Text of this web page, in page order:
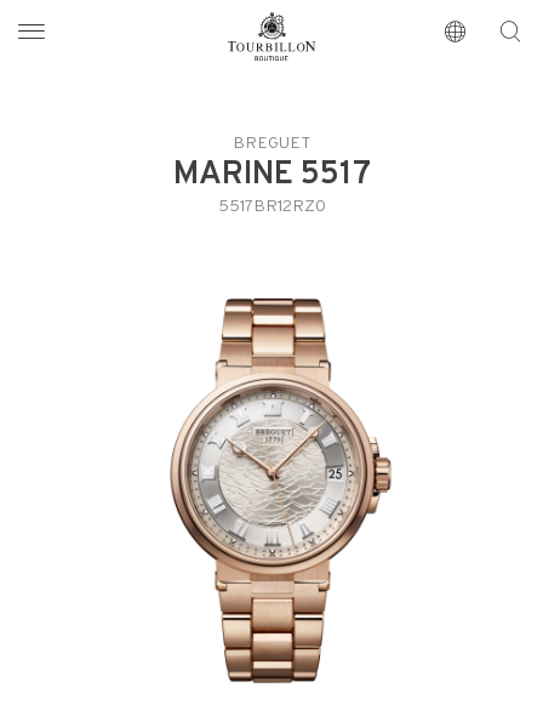
https://www.tourbillon.com/index.php/zh-hant
BREGUET
MARINE 5517
5517BR12RZ0